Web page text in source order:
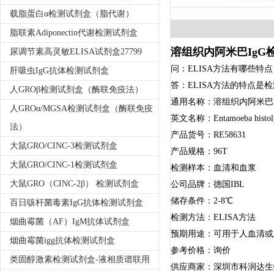
载脂蛋白α检测试剂盒（脂代谢）
脂联素Adiponectin代谢检测试剂盒
尿调节素高灵敏ELISA试剂盒27799
肝吸虫IgG抗体检测试剂盒
人GROβ检测试剂盒（酶联免疫法）
人GROα/MGSA检测试剂盒（酶联免疫
法）
大鼠GRO/CINC-3检测试剂盒
大鼠GRO/CINC-1检测试剂盒
大鼠GRO（CINC-2β） 检测试剂盒
百日咳杆菌毒素IgG抗体检测试剂盒
烟曲霉菌（AF）IgM抗体试剂盒
烟曲霉菌igg抗体检测试剂盒
类固醇激素检测试剂盒-液相质谱联用
溶组织内阿米巴IgG
问：ELISA方法有哪些特
答：ELISA方法的特点是
通用名称：溶组织内阿米
英文名称：Entamoeba
产品货号：RE58631
产品规格：96T
检测样本：血清和血浆
公司品牌：德国IBL
储存条件：2-8℃
检测方法：ELISA方法
预期用途：可用于人血清
参考价格：询价
供应商家：深圳市科润达